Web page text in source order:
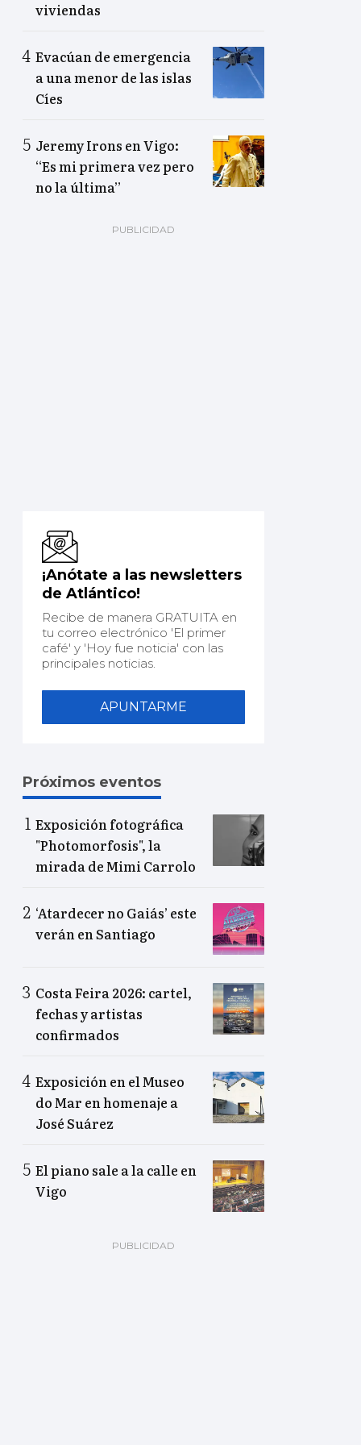
viviendas
Evacúan de emergencia
a una menor de las islas
Cíes
Jeremy Irons en Vigo:
“Es mi primera vez pero
no la última”
¡Anótate a las newsletters
de Atlántico!
Recibe de manera GRATUITA en
tu correo electrónico 'El primer
café' y 'Hoy fue noticia' con las
principales noticias.
APUNTARME
Próximos eventos
Exposición fotográfica
"Photomorfosis", la
mirada de Mimi Carrolo
‘Atardecer no Gaiás’ este
verán en Santiago
Costa Feira 2026: cartel,
fechas y artistas
confirmados
Exposición en el Museo
do Mar en homenaje a
José Suárez
El piano sale a la calle en
Vigo